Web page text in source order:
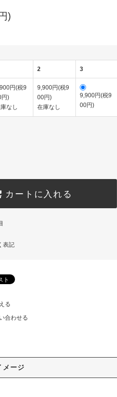
)
2 3
円(税9
円)
なし
9,900円(税9
00円)
在庫なし
9,900円(税9
00円)
カートに入れる
表記
る
合わせる
メージ